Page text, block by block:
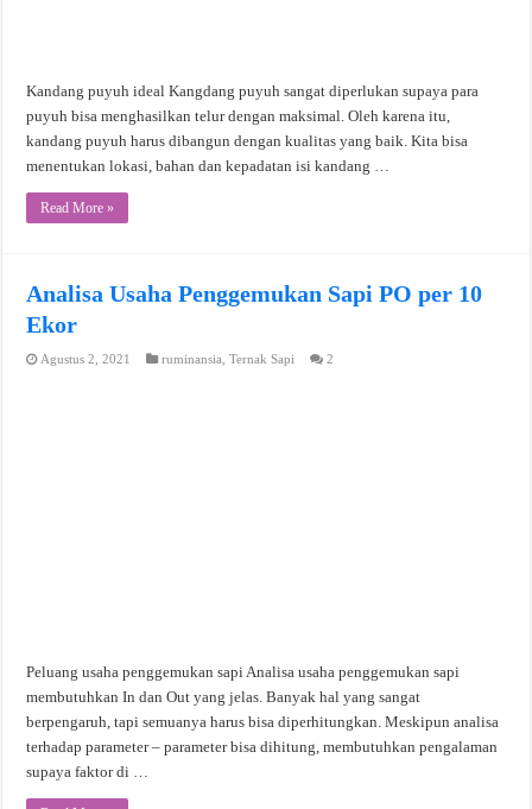
Kandang puyuh ideal Kangdang puyuh sangat diperlukan supaya para
puyuh bisa menghasilkan telur dengan maksimal. Oleh karena itu,
kandang puyuh harus dibangun dengan kualitas yang baik. Kita bisa
menentukan lokasi, bahan dan kepadatan isi kandang …
Read More »
Analisa Usaha Penggemukan Sapi PO per 10
Ekor
Agustus 2, 2021 ruminansia ,Ternak Sapi 2
Peluang usaha penggemukan sapi Analisa usaha penggemukan sapi
membutuhkan In dan Out yang jelas. Banyak hal yang sangat
berpengaruh, tapi semuanya harus bisa diperhitungkan. Meskipun analisa
terhadap parameter – parameter bisa dihitung, membutuhkan pengalaman
supaya faktor di …